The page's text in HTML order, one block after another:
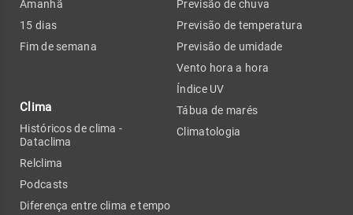
Amanhã
15 dias
Fim de semana
Clima
Históricos de clima -
Dataclima
Relclima
Podcasts
Diferença entre clima e tempo
Previsão de chuva
Previsão de temperatura
Previsão de umidade
Vento hora a hora
Índice UV
Tábua de marés
Climatologia